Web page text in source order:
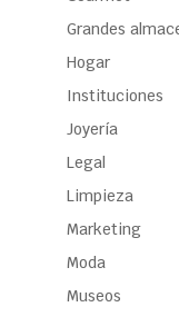
Grandes
Hogar
Instituciones
Joyería
Legal
Limpieza
Marketing
Moda
Museos